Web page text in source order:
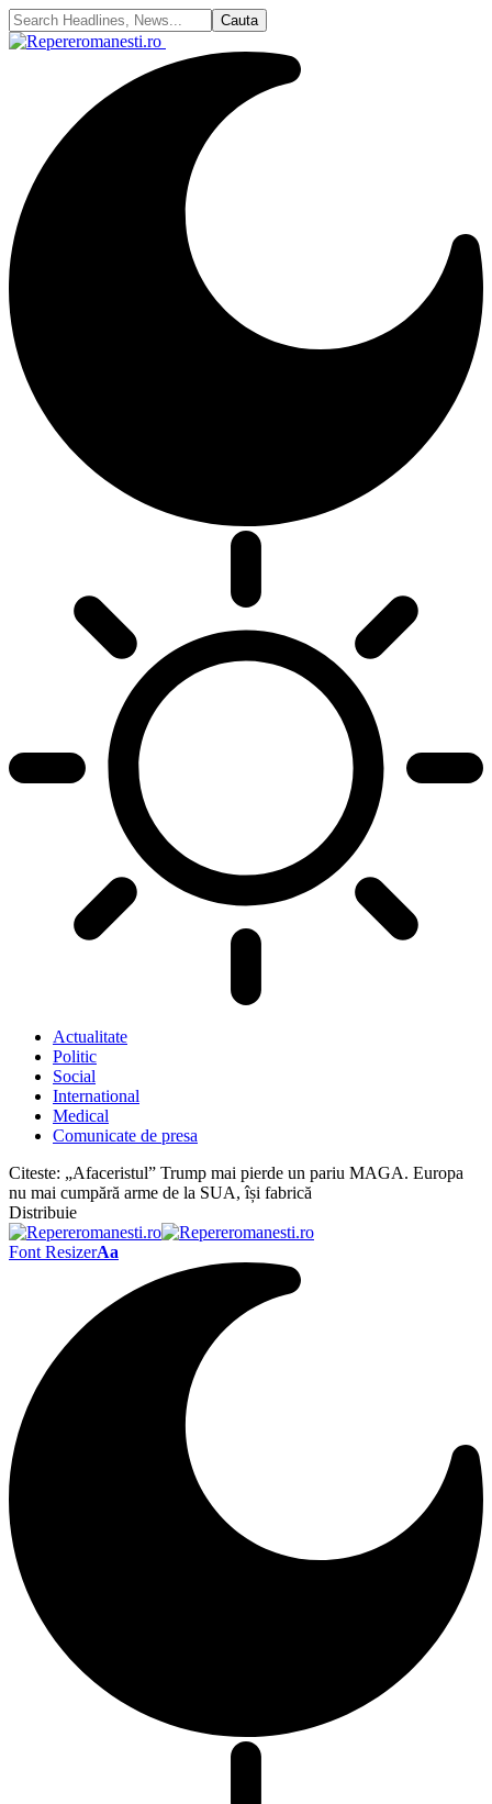
Actualitate
Politic
Social
International
Medical
Comunicate de presa
Citeste: „Afaceristul” Trump mai pierde un pariu MAGA. Europa
nu mai cumpără arme de la SUA, își fabrică
Distribuie
Font ResizerAa